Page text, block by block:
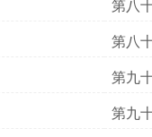
第八
第八
第九
第九